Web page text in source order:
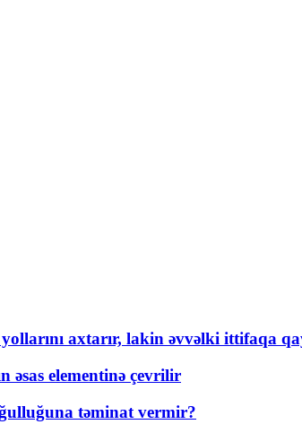
axtarır, lakin əvvəlki ittifaqa
əsas elementinə çevrilir
təminat vermir?